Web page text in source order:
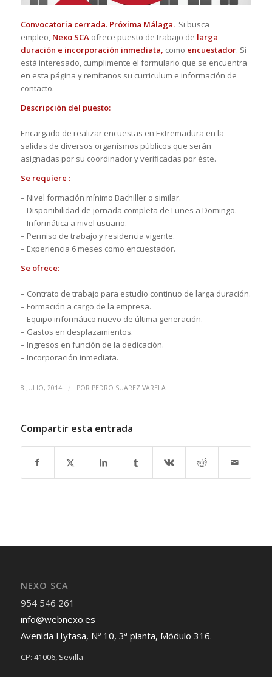
Convocatoria cerrada. Próxima Málaga.Si busca
empleo, Nexo SCAofrece puesto de trabajo de larga
duración e incorporación inmediata, como encuestador. Si
está interesado, cumplimente el formulario que se encuentra
en esta página y remítanos su curriculum e información de
contacto.
Descripción del puesto:
Encargado de realizar encuestas en Extremadura en la
salidas de diversos organismos públicos que serán
asignadas por su coordinador y verificadas por éste.
Se requiere :
– Nivel formación mínimo Bachiller o similar.
– Disponibilidad de jornada completa de Lunes a Domingo.
– Informática a nivel usuario.
– Permiso de trabajo y residencia vigente.
– Experiencia 6 meses como encuestador.
Se ofrece:
– Contrato de trabajo para estudio continuo de larga duración.
– Formación a cargo de la empresa.
– Equipo informático nuevo de última generación.
– Gastos en desplazamientos.
– Ingresos en función de la dedicación.
– Incorporación inmediata.
8 JULIO, 2014 / POR PEDRO SUAREZ VARELA
Compartir esta entrada
NEXO SCA
954 546 261
info@webnexo.es
Avenida Hytasa, Nº 10, 3ª planta, Módulo 316.
CP: 41006, Sevilla